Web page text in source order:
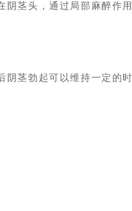
茎头，通过局部麻醉作用
茎勃起可以维持一定的时